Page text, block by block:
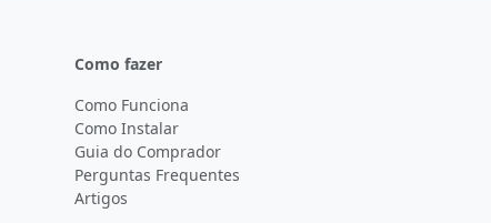
Como fazer
Como Funciona
Como Instalar
Guia do Comprador
Perguntas Frequentes
Artigos